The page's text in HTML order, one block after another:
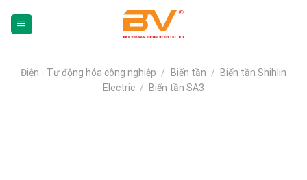
dịch)Điện - Tự động hóa công nghiệp / Biến tần /
Biến tần Shihlin
Electric / Biến tần SA3